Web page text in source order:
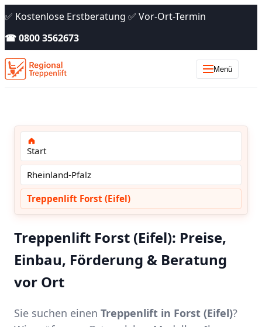
✅ Kostenlose Erstberatung ✅ Vor-Ort-Termin
☎ 0800 3562673
Menü
Start
Rheinland-Pfalz
Treppenlift Forst (Eifel)
Treppenlift Forst (Eifel): Preise,
Einbau, Förderung & Beratung
vor Ort
Sie suchen einen Treppenlift in Forst (Eifel)?